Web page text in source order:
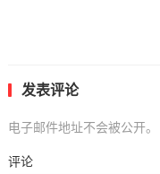
发表评论
电子邮件地址不会被公开。
评论